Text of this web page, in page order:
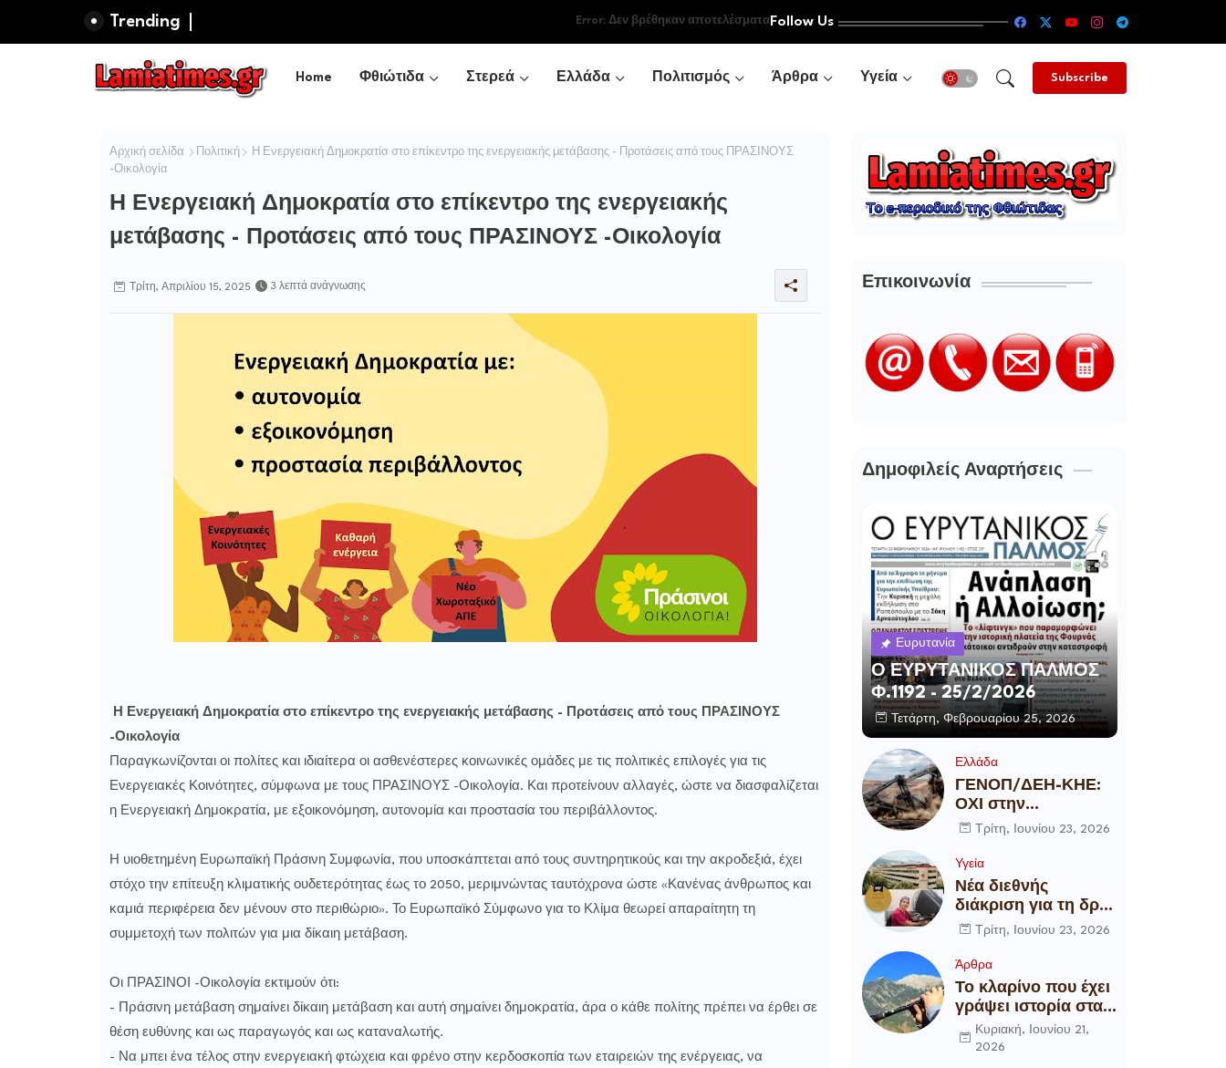
Trending Error:Δεν βρέθηκαν αποτελέσματαFollow Us
Home Φθιώτιδα Στερεά Ελλάδα Πολιτισμός Άρθρα Υγεία Subscribe
Αρχική σελίδα Πολιτική
Η Ενεργειακή Δημοκρατία στο επίκεντρο της ενεργειακής μετάβασης - Προτάσεις από τους ΠΡΑΣΙΝΟΥΣ
-Οικολογία
Η Ενεργειακή Δημοκρατία στο επίκεντρο της ενεργειακής
μετάβασης - Προτάσεις από τους ΠΡΑΣΙΝΟΥΣ -Οικολογία
Τρίτη, Απριλίου 15, 2025 3 λεπτά ανάγνωσης
Η Ενεργειακή Δημοκρατία στο επίκεντρο της ενεργειακής μετάβασης - Προτάσεις από τους ΠΡΑΣΙΝΟΥΣ
-Οικολογία
Παραγκωνίζονται οι πολίτες και ιδιαίτερα οι ασθενέστερες κοινωνικές ομάδες με τις πολιτικές επιλογές για τις
Ενεργειακές Κοινότητες, σύμφωνα με τους ΠΡΑΣΙΝΟΥΣ -Οικολογία. Και προτείνουν αλλαγές, ώστε να διασφαλίζεται
η Ενεργειακή Δημοκρατία, με εξοικονόμηση, αυτονομία και προστασία του περιβάλλοντος.
Η υιοθετημένη Ευρωπαϊκή Πράσινη Συμφωνία, που υποσκάπτεται από τους συντηρητικούς και την ακροδεξιά, έχει
στόχο την επίτευξη κλιματικής ουδετερότητας έως το 2050, μεριμνώντας ταυτόχρονα ώστε «Κανένας άνθρωπος και
καμιά περιφέρεια δεν μένουν στο περιθώριο». Το Ευρωπαϊκό Σύμφωνο για το Κλίμα θεωρεί απαραίτητη τη
συμμετοχή των πολιτών για μια δίκαιη μετάβαση.
Οι ΠΡΑΣΙΝΟΙ -Οικολογία εκτιμούν ότι:
- Πράσινη μετάβαση σημαίνει δίκαιη μετάβαση και αυτή σημαίνει δημοκρατία, άρα ο κάθε πολίτης πρέπει να έρθει σε
θέση ευθύνης και ως παραγωγός και ως καταναλωτής.
- Να μπει ένα τέλος στην ενεργειακή φτώχεια και φρένο στην κερδοσκοπία των εταιρειών της ενέργειας, να
Επικοινωνία
Δημοφιλείς Αναρτήσεις
Ευρυτανία
Ο ΕΥΡΥΤΑΝΙΚΟΣ ΠΑΛΜΟΣ
Φ.1192 - 25/2/2026
Τετάρτη, Φεβρουαρίου 25, 2026
Ελλάδα
ΓΕΝΟΠ/ΔΕΗ-ΚΗΕ:
ΟΧΙ στην
αποξήλωση των
υποδομών της
χώρας
Τρίτη, Ιουνίου 23, 2026
Υγεία
Νέα διεθνής
διάκριση για τη δρ
Θάλεια
Διευθύντρια
Xειρουργό του
Metropolitan
General
Τρίτη, Ιουνίου 23, 2026
Άρθρα
Το κλαρίνο που έχει
γράψει ιστορία στα
χωριά της Ρούμελης
Κυριακή, Ιουνίου 21,
2026